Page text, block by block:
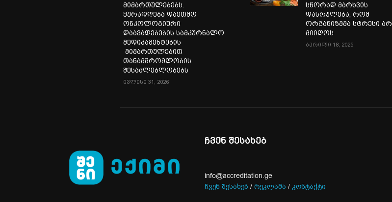
მიმართულებებს.
ყურადღება დაეთმო
ონკოლოგიური
დაავადებების სამკურნალო
მედიკამენტების
მიმართულებით
თანამშრომლობის
შესაძლებლობებს
ივლისი 31, 2026
სწორად მარხვის
დასრულება, რომ
ორგანიზმმა სტრესი არ
მიიღოს
აპრილი 18, 2025
ჩვენ შესახებ
info@accreditation.ge
ჩვენ შესახებ / რეკლამა / კონტაქტი